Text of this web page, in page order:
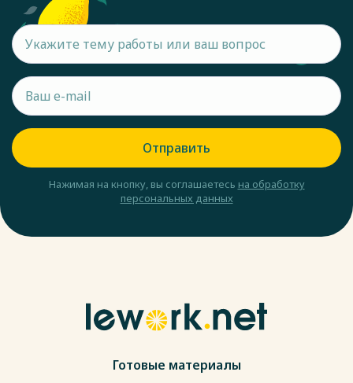
Отправить
Нажимая на кнопку, вы соглашаетесь на обработку
персональных данных
Готовые материалы